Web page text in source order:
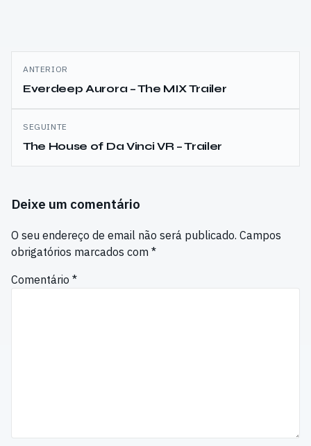
Navegação
de
artigos
ANTERIOR
Everdeep Aurora – The MIX Trailer
SEGUINTE
The House of Da Vinci VR – Trailer
Deixe um comentário
O seu endereço de email não será publicado. Campos
obrigatórios marcados com *
Comentário *